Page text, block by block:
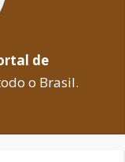
de
o Brasil.